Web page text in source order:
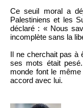
Ce seuil moral a
Palestiniens et les
déclaré : « Nous
incomplète sans la
Il ne cherchait pas à
ses mots était
monde font le
accord avec lui.